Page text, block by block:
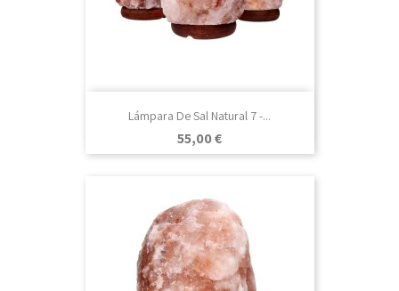
Lámpara De Sal Natural 7 -...
Precio
55,00 €